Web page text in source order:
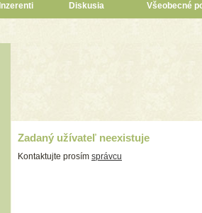
Inzerenti Diskusia Všeobecné
Zadaný užívateľ neexistuje
Kontaktujte prosím správcu